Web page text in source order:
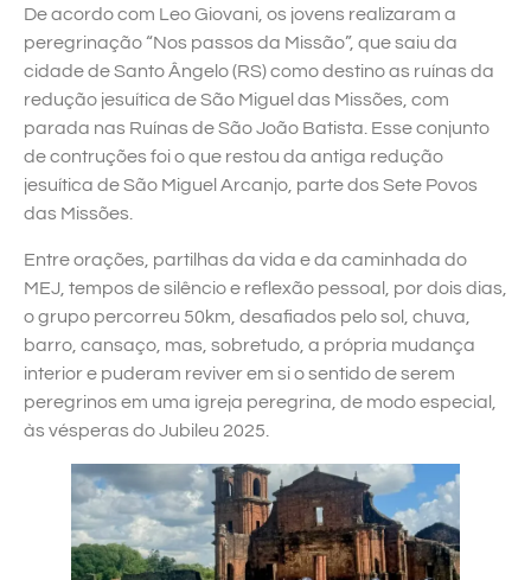
De acordo com Leo Giovani, os jovens realizaram a
peregrinação “Nos passos da Missão”, que saiu da
cidade de Santo Ângelo (RS) como destino as ruínas da
redução jesuítica de São Miguel das Missões, com
parada nas Ruínas de São João Batista. Esse conjunto
de contruções foi o que restou da antiga redução
jesuítica de São Miguel Arcanjo, parte dos Sete Povos
das Missões.
Entre orações, partilhas da vida e da caminhada do
MEJ, tempos de silêncio e reflexão pessoal, por dois dias,
o grupo percorreu 50km, desafiados pelo sol, chuva,
barro, cansaço, mas, sobretudo, a própria mudança
interior e puderam reviver em si o sentido de serem
peregrinos em uma igreja peregrina, de modo especial,
às vésperas do Jubileu 2025.